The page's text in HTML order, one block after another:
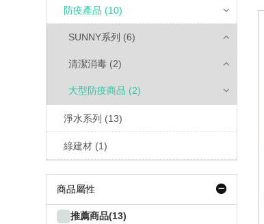
防疫產品 (10)
SUNNY系列 (6)
清潔消毒 (2)
大型防疫商品 (2)
淨水系列 (13)
綠建材 (1)
商品屬性
推薦商品(13)